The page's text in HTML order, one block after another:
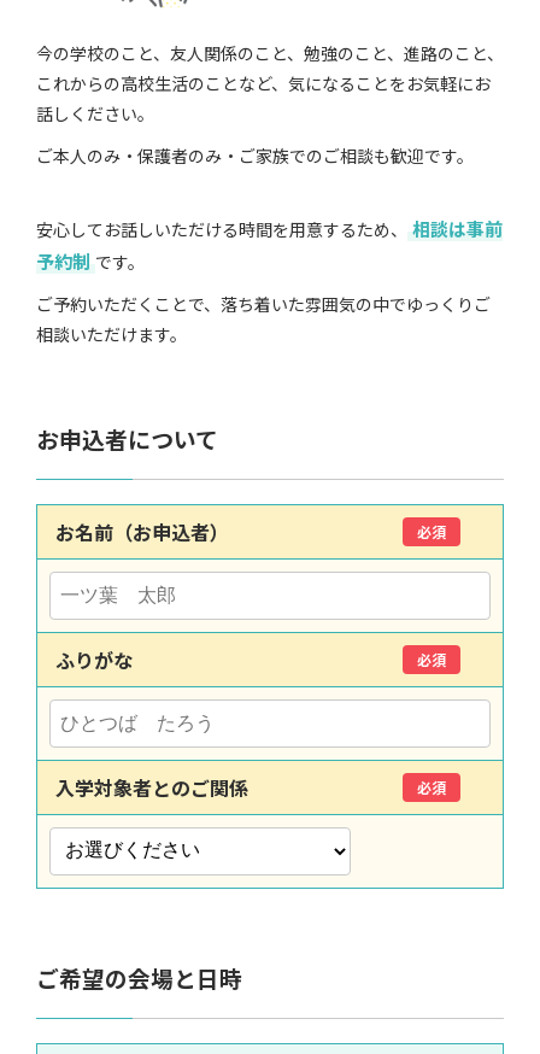
今の学校のこと、友人関係のこと、勉強のこと、進路のこと、
これからの高校生活のことなど、気になることをお気軽にお
話しください。
ご本人のみ・保護者のみ・ご家族でのご相談も歓迎です。
安心してお話しいただける時間を用意するため、
相談は事前
予約制 です。
ご予約いただくことで、落ち着いた雰囲気の中でゆっくりご
相談いただけます。
お申込者について
お名前（お申込者） 必須
ふりがな 必須
入学対象者とのご関係 必須
ご希望の会場と日時